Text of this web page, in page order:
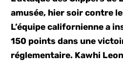
amusée, hier soir contre
L’équipe californienne a
150 points dans une
réglementaire. Kawhi